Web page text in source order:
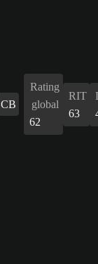
CB
Rating
global
62
RIT
63